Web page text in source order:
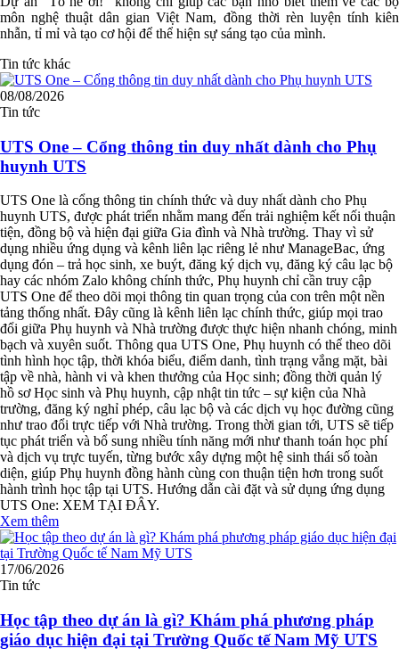
môn nghệ thuật dân gian Việt Nam, đồng thời rèn luyện tính kiên
nhẫn, tỉ mỉ và tạo cơ hội để thể hiện sự sáng tạo của mình.
Tin tức khác
08/08/2026
Tin tức
UTS One – Cổng thông tin duy nhất dành cho Phụ
huynh UTS
UTS One là cổng thông tin chính thức và duy nhất dành cho Phụ
huynh UTS, được phát triển nhằm mang đến trải nghiệm kết nối thuận
tiện, đồng bộ và hiện đại giữa Gia đình và Nhà trường. Thay vì sử
dụng nhiều ứng dụng và kênh liên lạc riêng lẻ như ManageBac, ứng
dụng đón – trả học sinh, xe buýt, đăng ký dịch vụ, đăng ký câu lạc bộ
hay các nhóm Zalo không chính thức, Phụ huynh chỉ cần truy cập
UTS One để theo dõi mọi thông tin quan trọng của con trên một nền
tảng thống nhất. Đây cũng là kênh liên lạc chính thức, giúp mọi trao
đổi giữa Phụ huynh và Nhà trường được thực hiện nhanh chóng, minh
bạch và xuyên suốt. Thông qua UTS One, Phụ huynh có thể theo dõi
tình hình học tập, thời khóa biểu, điểm danh, tình trạng vắng mặt, bài
tập về nhà, hành vi và khen thưởng của Học sinh; đồng thời quản lý
hồ sơ Học sinh và Phụ huynh, cập nhật tin tức – sự kiện của Nhà
trường, đăng ký nghỉ phép, câu lạc bộ và các dịch vụ học đường cũng
như trao đổi trực tiếp với Nhà trường. Trong thời gian tới, UTS sẽ tiếp
tục phát triển và bổ sung nhiều tính năng mới như thanh toán học phí
và dịch vụ trực tuyến, từng bước xây dựng một hệ sinh thái số toàn
diện, giúp Phụ huynh đồng hành cùng con thuận tiện hơn trong suốt
hành trình học tập tại UTS. Hướng dẫn cài đặt và sử dụng ứng dụng
UTS One: XEM TẠI ĐÂY.
Xem thêm
17/06/2026
Tin tức
Học tập theo dự án là gì? Khám phá phương pháp
giáo dục hiện đại tại Trường Quốc tế Nam Mỹ UTS